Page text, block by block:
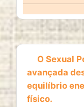
O Sexual
avançada
equilíbrio
físico.
1 year
Cookies de
forma
compreender